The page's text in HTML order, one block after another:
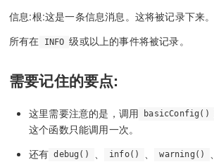
信息:根:这是一条信息消息。这将被记录下来。
所有在
INFO 级或以上的事件将被记录。
需要记住的要点:
这里需要注意的是，调用 basicConfig()
这个函数只能调用一次。
还有 debug() info() warning()